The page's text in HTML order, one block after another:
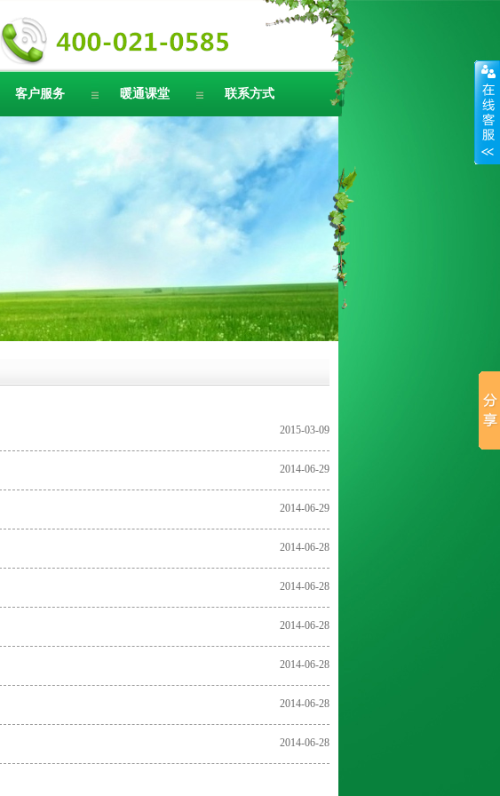
客户服务 暖通课堂 联系方式
2015-03-09
2014-06-29
2014-06-29
2014-06-28
2014-06-28
2014-06-28
2014-06-28
2014-06-28
2014-06-28